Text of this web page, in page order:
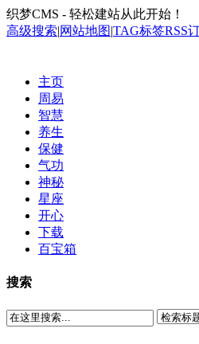
织梦CMS - 轻松建站从此开始！
高级搜索|网站地图|TAG标签RSS
主页
周易
智慧
养生
保健
气功
神秘
星座
开心
下载
百宝箱
搜索